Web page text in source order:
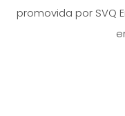
promovida por SVQ